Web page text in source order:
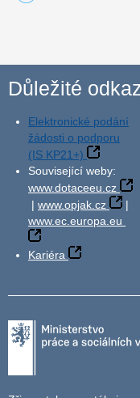
Důležité
Elektronické podání
žádosti o podporu
(IS KP21+)
Související weby:
www.dotaceeu.cz
| www.opjak.cz
|
www.ec.europa.eu
Kariéra